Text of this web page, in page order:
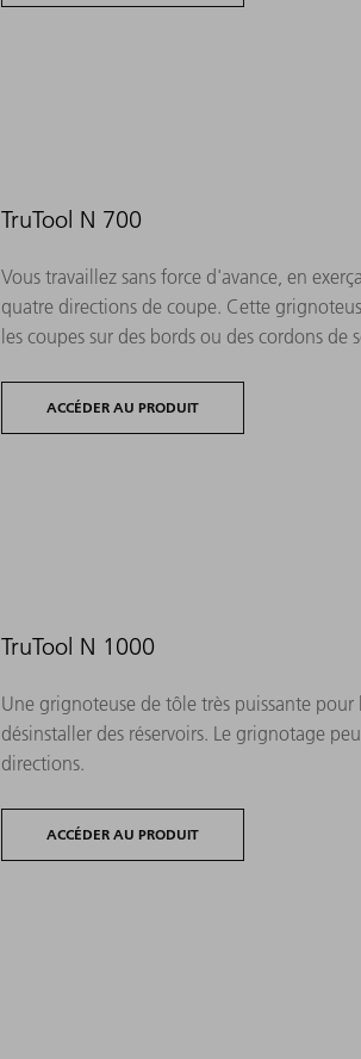
TruTool N 700
Vous travaillez sans force d'avance, en
quatre directions de coupe. Cette
les coupes sur des bords ou des cordons de
ACCÉDER AU PRODUIT
TruTool N 1000
Une grignoteuse de tôle très puissante
désinstaller des réservoirs. Le grignotage
directions.
ACCÉDER AU PRODUIT